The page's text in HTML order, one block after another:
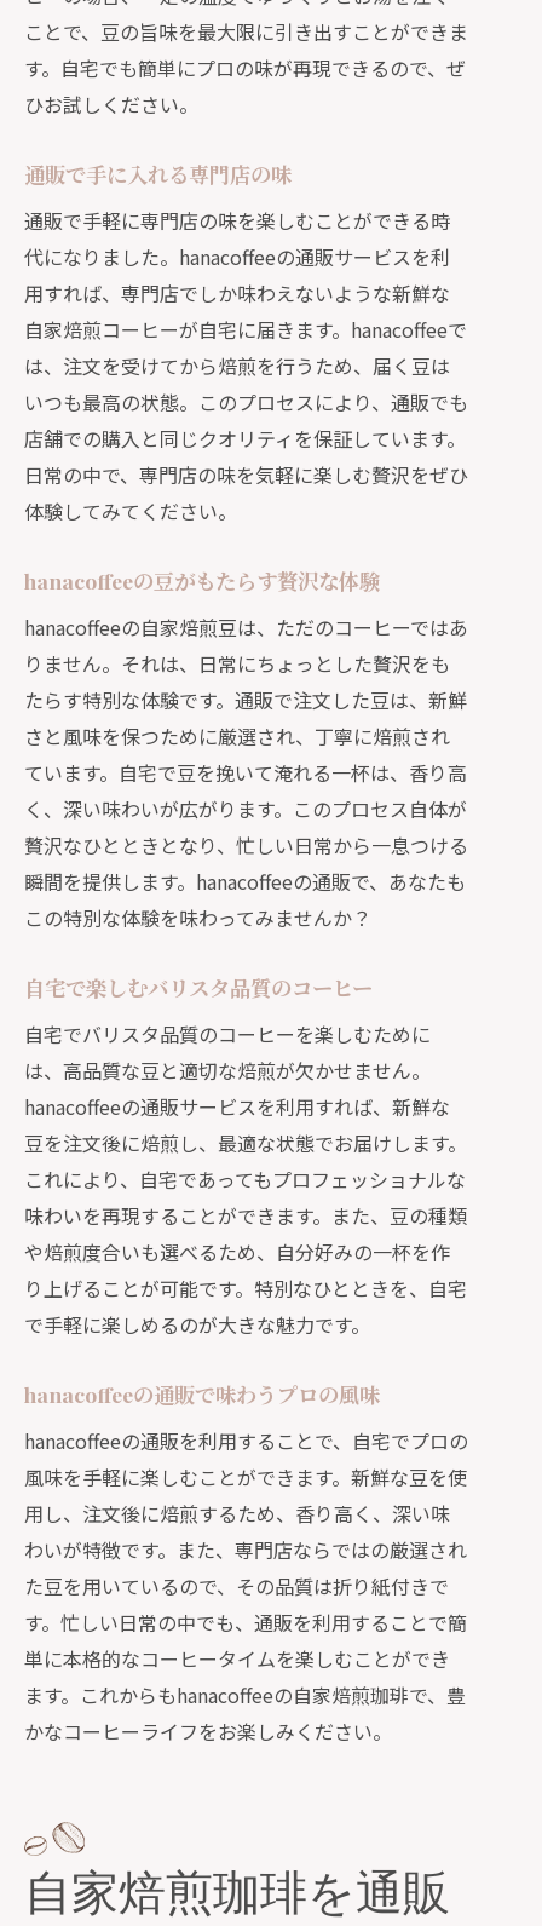
ことで、豆の旨味を最大限に引き出すことができま
す。自宅でも簡単にプロの味が再現できるので、ぜ
ひお試しください。
通販で手に入れる専門店の味
通販で手軽に専門店の味を楽しむことができる時
代になりました。hanacoffeeの通販サービスを利
用すれば、専門店でしか味わえないような新鮮な
自家焙煎コーヒーが自宅に届きます。hanacoffeeで
は、注文を受けてから焙煎を行うため、届く豆は
いつも最高の状態。このプロセスにより、通販でも
店舗での購入と同じクオリティを保証しています。
日常の中で、専門店の味を気軽に楽しむ贅沢をぜひ
体験してみてください。
hanacoffeeの豆がもたらす贅沢な体験
hanacoffeeの自家焙煎豆は、ただのコーヒーではあ
りません。それは、日常にちょっとした贅沢をも
たらす特別な体験です。通販で注文した豆は、新鮮
さと風味を保つために厳選され、丁寧に焙煎され
ています。自宅で豆を挽いて淹れる一杯は、香り高
く、深い味わいが広がります。このプロセス自体が
贅沢なひとときとなり、忙しい日常から一息つける
瞬間を提供します。hanacoffeeの通販で、あなたも
この特別な体験を味わってみませんか？
自宅で楽しむバリスタ品質のコーヒー
自宅でバリスタ品質のコーヒーを楽しむために
は、高品質な豆と適切な焙煎が欠かせません。
hanacoffeeの通販サービスを利用すれば、新鮮な
豆を注文後に焙煎し、最適な状態でお届けします。
これにより、自宅であってもプロフェッショナルな
味わいを再現することができます。また、豆の種類
や焙煎度合いも選べるため、自分好みの一杯を作
り上げることが可能です。特別なひとときを、自宅
で手軽に楽しめるのが大きな魅力です。
hanacoffeeの通販で味わうプロの風味
hanacoffeeの通販を利用することで、自宅でプロの
風味を手軽に楽しむことができます。新鮮な豆を使
用し、注文後に焙煎するため、香り高く、深い味
わいが特徴です。また、専門店ならではの厳選され
た豆を用いているので、その品質は折り紙付きで
す。忙しい日常の中でも、通販を利用することで簡
単に本格的なコーヒータイムを楽しむことができ
ます。これからもhanacoffeeの自家焙煎珈琲で、豊
かなコーヒーライフをお楽しみください。
自家焙煎珈琲を通販